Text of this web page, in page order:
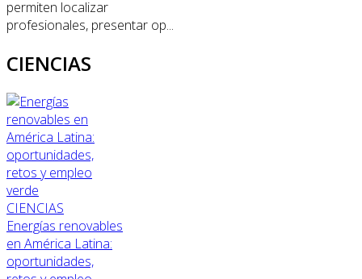
permiten localizar
profesionales, presentar op...
CIENCIAS
CIENCIAS
Energías renovables
en América Latina:
oportunidades,